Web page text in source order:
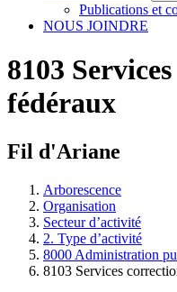
Publications et
NOUS JOINDRE
8103
fédéraux
Fil d'Ariane
Arborescence
Organisation
Secteur d’activité
2. Type d’activité
8000 Administration
8103 Services